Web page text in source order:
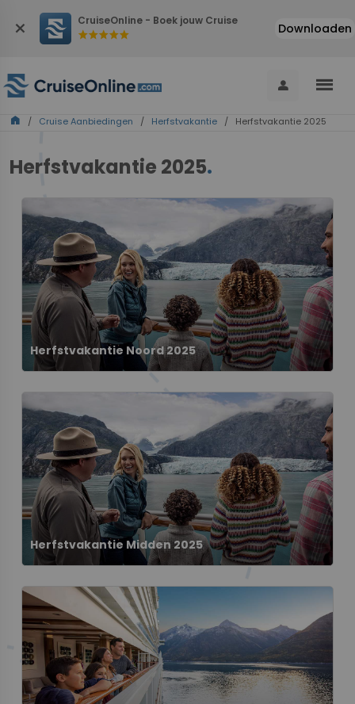
close CruiseOnline - Boek jouw Cruise
starstarstarstarstar Downloaden
person menu
home / Cruise Aanbiedingen / Herfstvakantie / Herfstvakantie 2025
Herfstvakantie 2025.
Herfstvakantie Noord 2025
Herfstvakantie Midden 2025